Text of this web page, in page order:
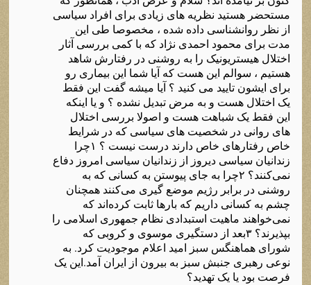
مستحضر هستید نظریه های زیادی برای افراد سیاسی
از نظر روانشناسی داده شده ، مخصوصا طی این
مدت برای محمود احمدی نژاد که با کمی بررسی آثار
اختلال هیستریونیک را به روشنی در رفتارش شاهد
هستیم ، سوالم این هست که آیا شما این بیماری رو
برای ایشون تایید می کنید ؟ آیا میشه گفت این فقط
یک اختلال هست و به مرض تبدیل نشده ؟ و یا اینکه
این فقط یک شباهت هست و اصولا بررسی اختلال
های روانی در شخصیت های سیاسی که در شرایط
خاص رفتارهای خاص دارند درست نیست ؟ ۱چرا
زندانیان سیاسی دیروز از زندانیان سیاسی امروز دفاع
نمی‌کنند؟ ۲چرا به جای پیوستن به کسانی که به
روشنی در برابر رژیم موضع گیری می‌کنند همچنان
چشم به کسانی داریم که بارها ثابت کرده‌اند که
نمی‌خواهند ماهیت استبدادی نظام جمهوری اسلامی را
بپذیرند؟ ۳بعد از دستگیری موسوی و کروبی که
شورای هماهنگس سبز امید اعلام موجودیت کرد. به
نوعی رهبری جنبش سبز به بیرون از ایران آمد.این یک
فرصت بود یا یک تهدید؟